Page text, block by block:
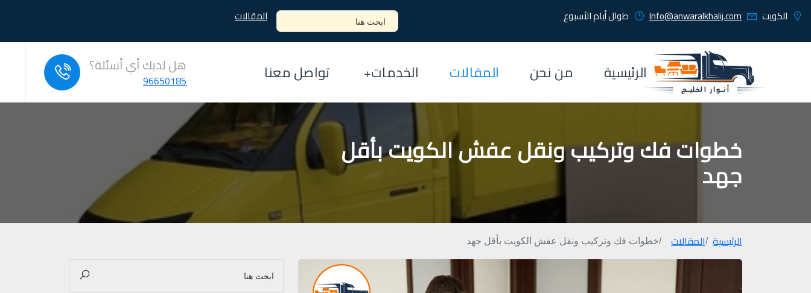
الكويت Info@anwaralkhalij.com طوال أيام الأسبوع المقالات
الرئيسية من نحن المقالات الخدمات تواصل معنا هل لديك أي أسئلة؟
96650185
خطوات فك وتركيب ونقل عفش الكويت بأقل
جهد
الرئيسية المقالات خطوات فك وتركيب ونقل عفش الكويت بأقل جهد